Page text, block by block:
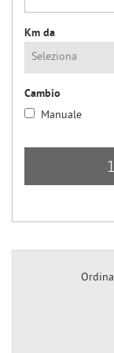
Km da
Cambio
Manuale
questi
strumenti
di
tracciamento
si
rimanda
alla
e
le
scelte